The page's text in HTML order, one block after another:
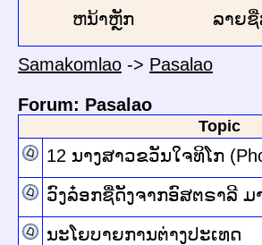
ຫນ້າຫຼັກ ລາຍ
Samakomlao -> Pasalao
Forum: Pasalao
Topic
12 ນາງສາວຂວັນໃຈທິໂກ
ວົງລ໋ອກຊື່ດັງຈາກອົສຕຣາລີ ມ
ນະໂຍບາຍການຕ່າງປະເທດ